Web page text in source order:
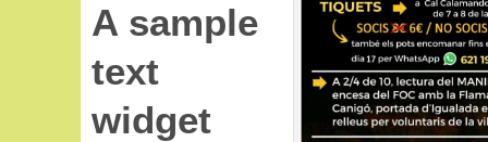
A sample
text
widget